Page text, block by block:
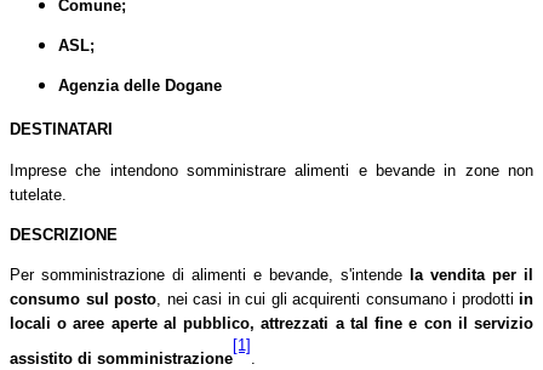
Comune;
ASL;
Agenzia delle Dogane
DESTINATARI
Imprese che intendono somministrare alimenti e bevande in zone non
tutelate.
DESCRIZIONE
Per somministrazione di alimenti e bevande, s'intende
la vendita per il
consumo sul posto, nei casi in cui gli acquirenti consumano i prodotti in
locali o aree aperte al pubblico, attrezzati a tal fine e con il servizio
assistito di somministrazione
[1]
.